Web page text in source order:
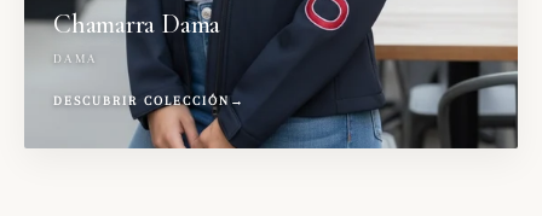
Chamarra Dama
DAMA
DESCUBRIR COLECCIÓN→